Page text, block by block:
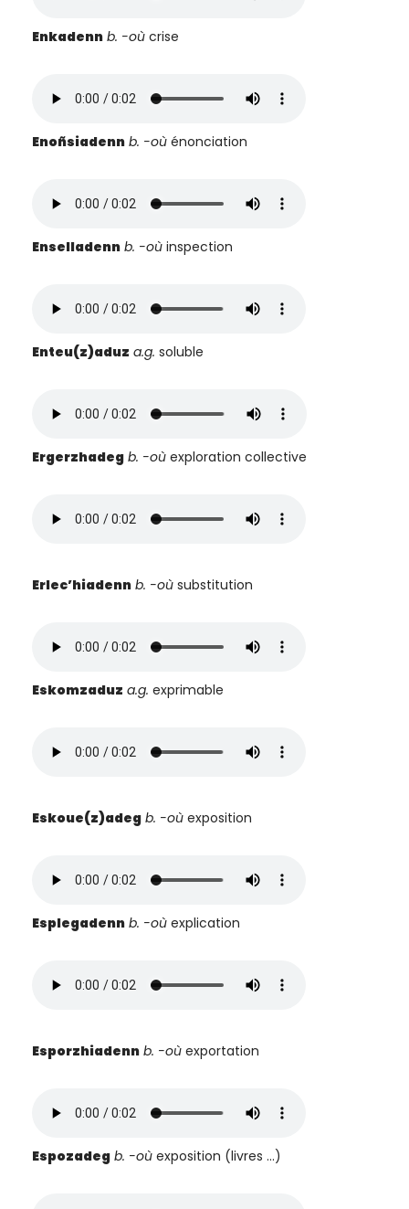
Enkadenn b. -où crise
Enoñsiadenn b. -où énonciation
Enselladenn b. -où inspection
Enteu(z)aduz a.g. soluble
Ergerzhadeg b. -où exploration collective
Erlec’hiadenn b. -où substitution
Eskomzaduz a.g. exprimable
Eskoue(z)adeg b. -où exposition
Esplegadenn b. -où explication
Esporzhiadenn b. -où exportation
Espozadeg b. -où exposition (livres …)